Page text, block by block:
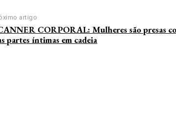
artigo
CORPORAL: Mulheres são presas
partes íntimas em cadeia